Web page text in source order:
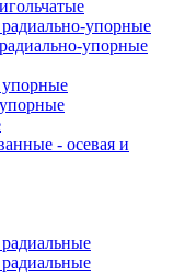
упорные
упорные
- осевая и